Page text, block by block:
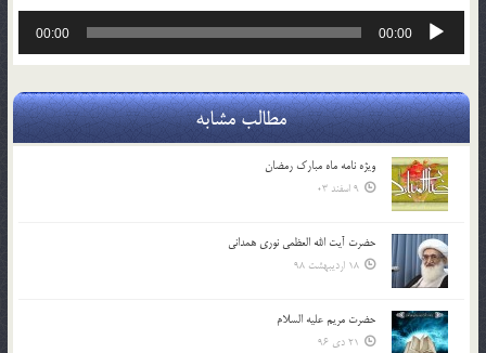
پخش‌کننده
00:00
00:00
مطالب مشابه
ویژه نامه ماه مبارک رمضان
9 اسفند 03
حضرت آیت الله العظمی نوری همدانی
18 اردیبهشت 98
حضرت مریم علیه السلام
21 دی 96